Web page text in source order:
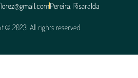
© 2023. All rights reserved.
Pereira, Risaralda